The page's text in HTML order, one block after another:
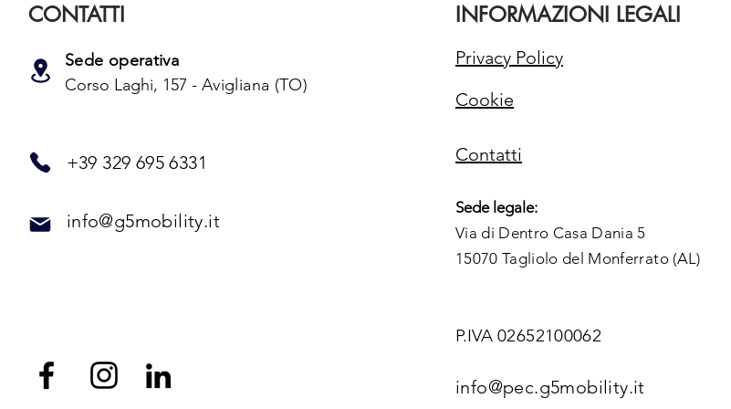
CONTATTI
Sede operativa
Corso Laghi, 157 - Avigliana (TO)
+39 329 695 6331
info@g5mobility.it
INFORMAZIONI LEGALI
Privacy Policy
Cookie
Contatti
Sede legale:
Via di Dentro Casa Dania 5
15070 Tagliolo del Monferrato (AL)
P.IVA 02652100062
info@pec.g5mobility.it